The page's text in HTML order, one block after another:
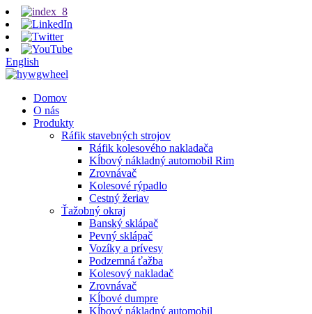
English
Domov
O nás
Produkty
Ráfik stavebných strojov
Ráfik kolesového nakladača
Kĺbový nákladný automobil Rim
Zrovnávač
Kolesové rýpadlo
Cestný žeriav
Ťažobný okraj
Banský sklápač
Pevný sklápač
Vozíky a prívesy
Podzemná ťažba
Kolesový nakladač
Zrovnávač
Kĺbové dumpre
Kĺbový nákladný automobil